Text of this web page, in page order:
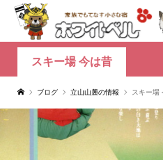
スキー場 今は昔
ブログ 立山山麓の情報 スキー場